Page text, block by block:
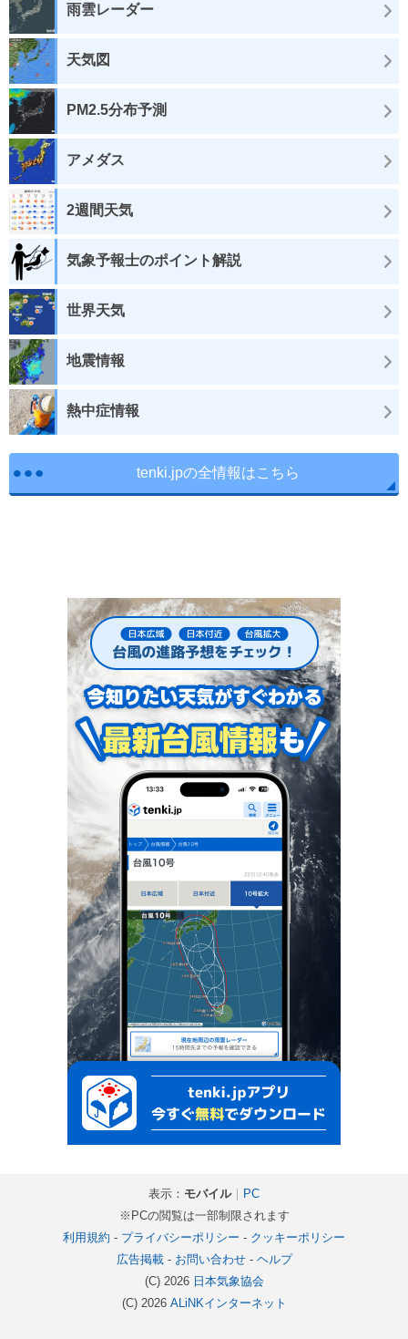
雨雲レーダー
天気図
PM2.5分布予測
アメダス
2週間天気
気象予報士のポイント解説
世界天気
地震情報
熱中症情報
tenki.jpの全情報はこちら
表示： モバイル｜ PC
※PCの閲覧は一部制限されます
利用規約 - プライバシーポリシー - クッキーポリシー
広告掲載- お問い合わせ- ヘルプ
(C) 2026 日本気象協会
(C) 2026 ALiNKインターネット